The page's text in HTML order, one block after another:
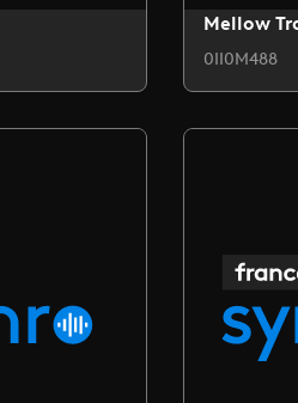
Mellow
0II0M488